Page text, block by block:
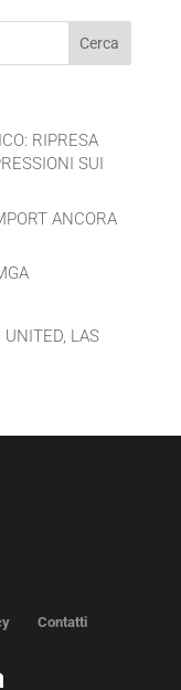
RIPRESA
SUI
ANCORA
LAS
Contatti